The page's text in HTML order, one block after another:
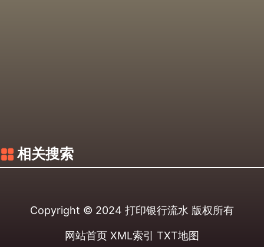
相关搜索
Copyright © 2024 打印银行流水 版权所有
网站首页 XML索引 TXT地图